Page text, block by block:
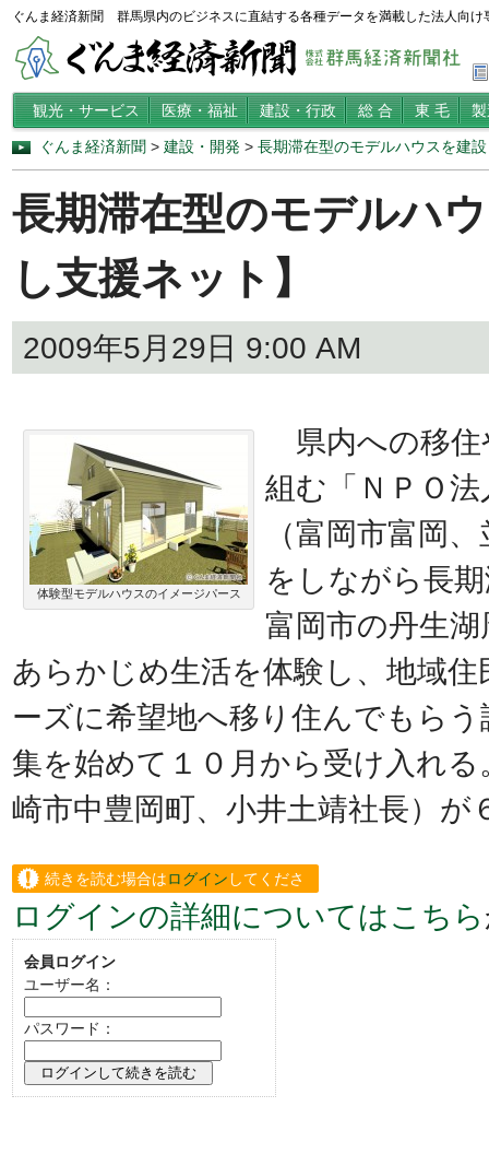
ぐんま経済新聞 群馬県内のビジネスに直結する各種データを満載した法人向け
観光・サービス 医療・福祉 建設・行政 総 合 東 毛
ぐんま経済新聞 > 建設・開発 > 長期滞在型のモデルハウスを建
長期滞在型のモデルハ
し支援ネット】
2009年5月29日 9:00 AM
体験型モデルハウスのイメージパース
県内への移住
組む「ＮＰＯ
（富岡市富岡
をしながら長
富岡市の丹生
あらかじめ生活を体験し、地域
ーズに希望地へ移り住んでもら
集を始めて１０月から受け入れ
崎市中豊岡町、小井土靖社長）が
続きを読む場合はログイン してくださ
い。
ログインの詳細についてはこちら
会員ログイン
ユーザー名：
パスワード：